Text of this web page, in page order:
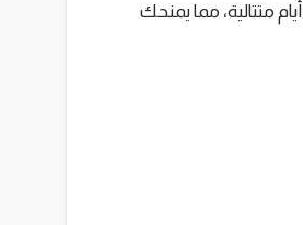
متتالية، مما يمنحك